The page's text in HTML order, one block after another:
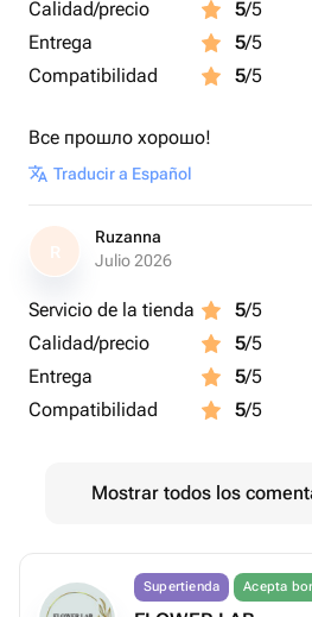
Calidad/precio 5/5
Entrega
5/5
Compatibilidad
5/5
Все прошло хорошо!
Traducir a Español
R
Ruzanna
Julio 2026
Servicio de la tienda 5/5
Calidad/precio
5/5
Entrega
5/5
Compatibilidad
5/5
Mostrar todos los
Supertienda Acepta